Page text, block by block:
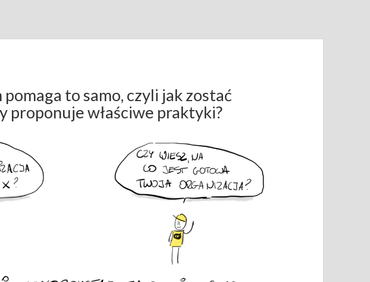
to samo, czyli jak zostać
proponuje właściwe praktyki?